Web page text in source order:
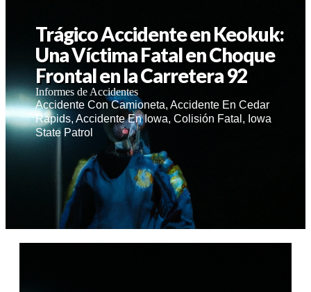
Trágico Accidente en Keokuk:
Una Víctima Fatal en Choque
Frontal en la Carretera 92
Informes de Accidentes
Accidente Con Camioneta,Accidente En Cedar
Rapids,Accidente En Iowa,Colisión Fatal , Iowa
State Patrol